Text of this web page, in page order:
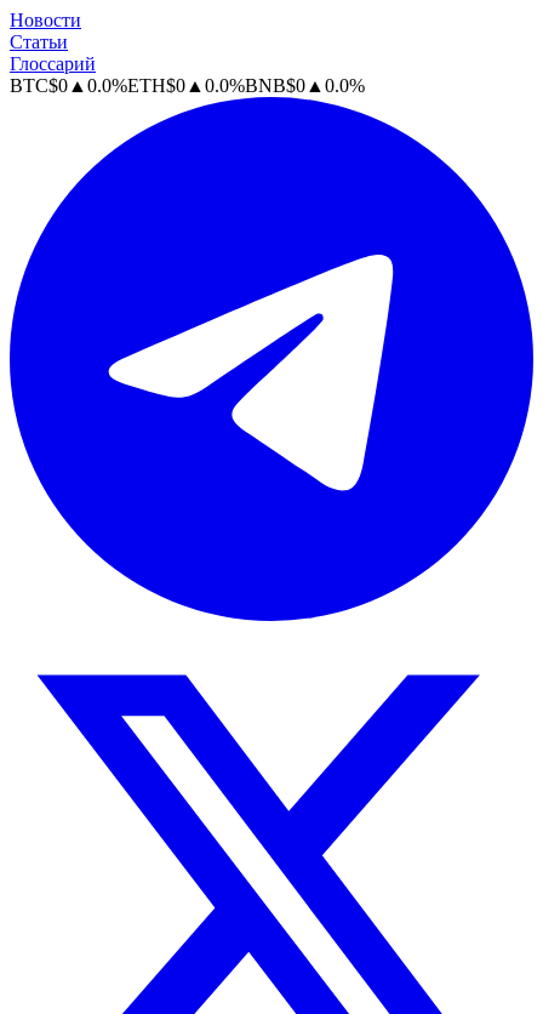
Новости
Статьи
Глоссарий
BTC$0 ▲ 0.0%ETH$0 ▲ 0.0%BNB$0 ▲ 0.0%